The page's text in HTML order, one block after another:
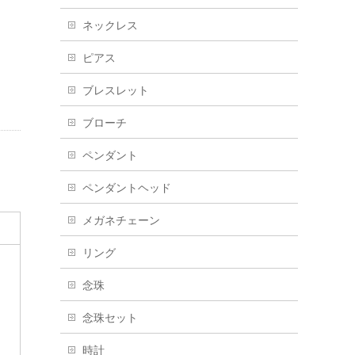
ネックレス
ピアス
ブレスレット
ブローチ
ペンダント
ペンダントヘッド
メガネチェーン
リング
念珠
念珠セット
時計